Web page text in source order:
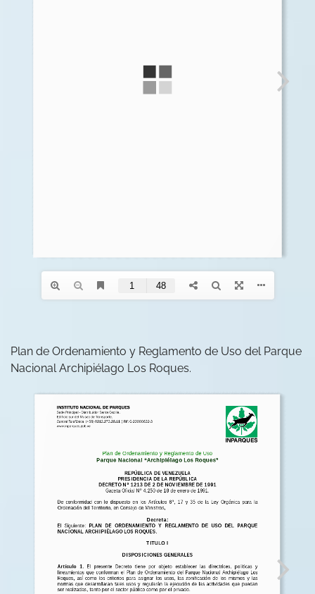
Plan de Ordenamiento y Reglamento de Uso del Parque
Nacional Archipiélago Los Roques.